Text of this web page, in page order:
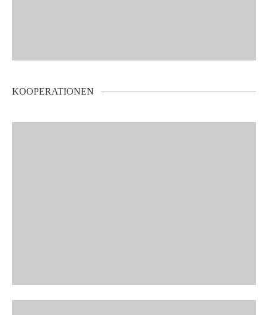
KOOPERATIONEN